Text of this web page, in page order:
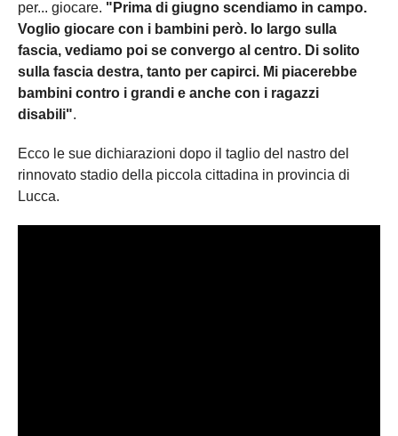
per... giocare. "Prima di giugno scendiamo in campo.
Voglio giocare con i bambini però. Io largo sulla
fascia, vediamo poi se convergo al centro. Di solito
sulla fascia destra, tanto per capirci. Mi piacerebbe
bambini contro i grandi e anche con i ragazzi
disabili".
Ecco le sue dichiarazioni dopo il taglio del nastro del
rinnovato stadio della piccola cittadina in provincia di
Lucca.